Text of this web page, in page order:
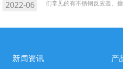
2022-06
们常见的有不锈钢反应釜、
新闻资讯 产